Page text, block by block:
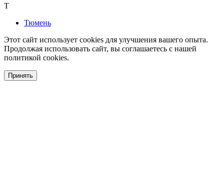
Т
Тюмень
Этот сайт использует cookies для улучшения вашего опыта.
Продолжая использовать сайт, вы соглашаетесь с нашей
политикой cookies.
Принять